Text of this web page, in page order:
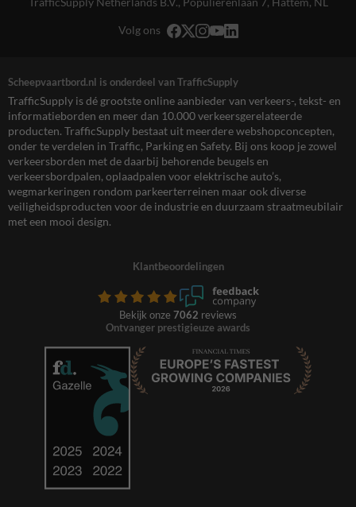
Volg ons
Scheepvaartbord.nl is onderdeel van TrafficSupply
TrafficSupply is dé grootste online aanbieder van verkeers-, tekst- en
informatieborden en meer dan 10.000 verkeersgerelateerde
producten. TrafficSupply bestaat uit meerdere webshopconcepten,
onder te verdelen in Traffic, Parking en Safety. Bij ons koop je zowel
verkeersborden met de daarbij behorende beugels en
verkeersbordpalen, oplaadpalen voor elektrische auto’s,
wegmarkeringen rondom parkeerterreinen maar ook diverse
veiligheidsproducten voor de industrie en duurzaam straatmeubilair
met een mooi design.
Klantbeoordelingen
Bekijk onze 7062 reviews
Ontvanger prestigieuze awards